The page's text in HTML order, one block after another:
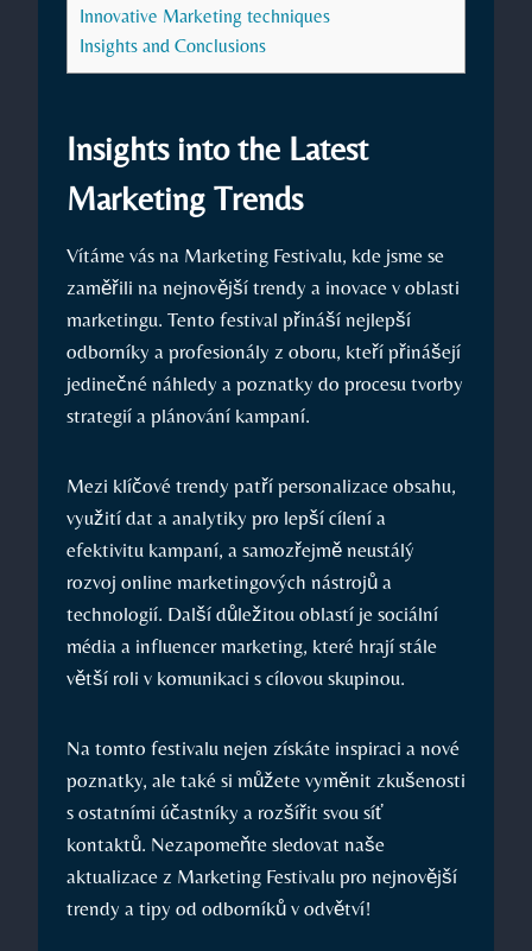
Innovative Marketing techniques
Insights and Conclusions
Insights into ‌the Latest
⁤Marketing ‌Trends
Vítáme vás na Marketing‍ Festivalu, kde jsme se‍
zaměřili na nejnovější trendy ​a inovace v oblasti
marketingu. Tento festival přináší nejlepší
odborníky a profesionály z ‍oboru, kteří⁢ přinášejí⁢
jedinečné náhledy a poznatky do procesu tvorby
strategií a plánování kampaní.
Mezi​ klíčové trendy‌ patří personalizace obsahu,⁢
využití dat a analytiky​ pro lepší cílení a
efektivitu kampaní, a samozřejmě neustálý
rozvoj online marketingových nástrojů a
technologií. Další důležitou oblastí je sociální
média a influencer marketing, které hrají stále
větší roli v komunikaci s⁢ cílovou skupinou.
Na tomto ​festivalu nejen získáte inspiraci a nové
poznatky, ale také si můžete ⁢vyměnit zkušenosti
s⁤ ostatními účastníky a rozšířit ‌svou síť
kontaktů. Nezapomeňte sledovat naše
aktualizace z Marketing Festivalu pro nejnovější
trendy a tipy od odborníků v odvětví!